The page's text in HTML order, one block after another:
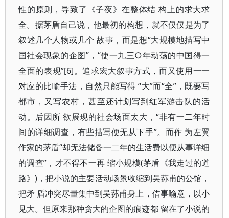
性的原则，导致了《子夜》在整体结 构上的求大求
全。据茅盾自己说，他最初的构想，就不仅仅是为了
叙述几个人物或几个 故事，而是想“大规模地描写中
国社会现象的企图”，“使一九三○年动荡的中国得一
全面的表现”[6]。追求宏大叙事方式，而又使用一一
对应的比喻手法，自然只能写得 “大”而“全”，既要写
都市，又写农村，甚至还计划写到红军游击队的活
动。后因所 欲展现的社会场面太大，“非有一二年时
间的详细调查，有些描写便无从下手”。而作 为左翼
作家的茅盾“却无法储备一二年的生活费以便从事详细
的调查”，才不得不一再 缩小规模(茅盾《我走过的道
路》)，把小说的主要活动场景收缩到吴荪甫的公馆，
把矛 盾冲突尽量集中到吴荪甫身上，借事喻意，以小
见大。但原来那种贪大的企图的痕迹都 留在了小说的